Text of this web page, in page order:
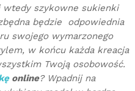
szykowne sukienki
będzie odpowiednia
swojego wymarzonego
w końcu każda kreacja
Twoją osobowość.
online? Wpadnij na